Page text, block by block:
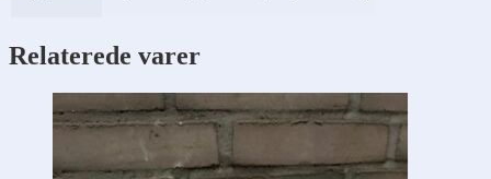
Relaterede varer